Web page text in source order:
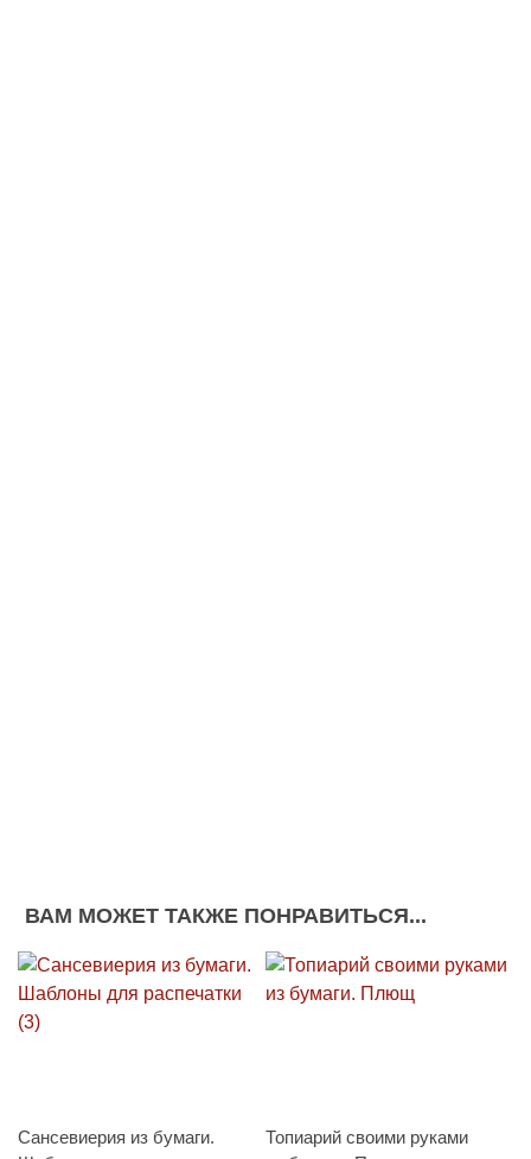
ВАМ МОЖЕТ ТАКЖЕ ПОНРАВИТЬСЯ...
Сансевиерия из бумаги.
Топиарий своими руками